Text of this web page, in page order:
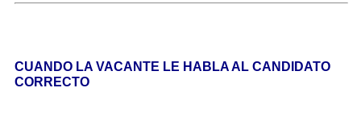
CUANDO LA VACANTE LE HABLA AL CANDIDATO
CORRECTO